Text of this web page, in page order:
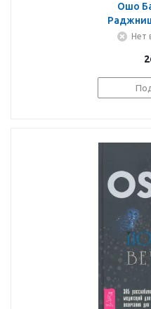
Ошо
сутра.
Нет